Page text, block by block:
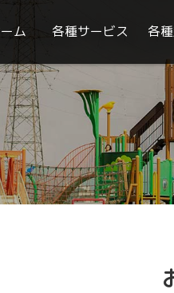
ム 各種サービス 各